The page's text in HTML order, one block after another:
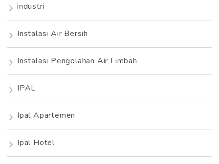
industri
Instalasi Air Bersih
Instalasi Pengolahan Air Limbah
IPAL
Ipal Apartemen
Ipal Hotel